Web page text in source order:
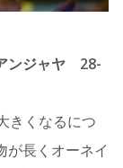
ンジャヤ 28-
きくなるにつ
が長くオーネイ